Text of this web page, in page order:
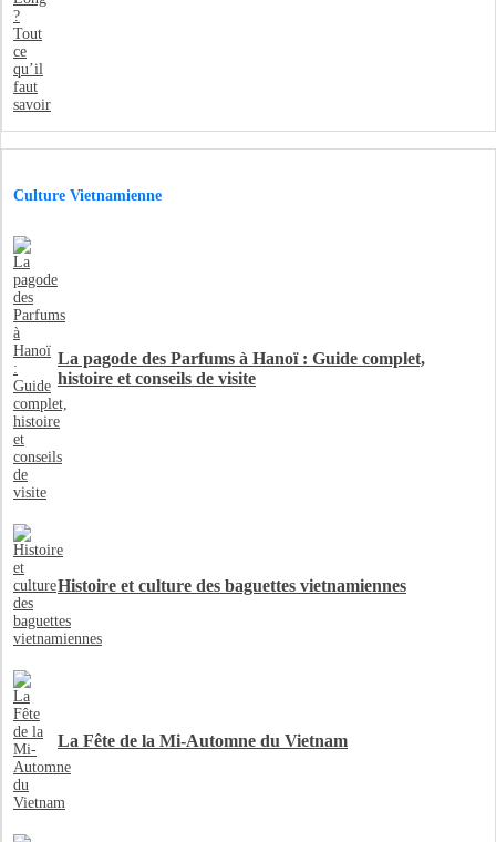
Culture Vietnamienne
La pagode des Parfums à Hanoï : Guide complet,
histoire et conseils de visite
Histoire et culture des baguettes vietnamiennes
La Fête de la Mi-Automne du Vietnam